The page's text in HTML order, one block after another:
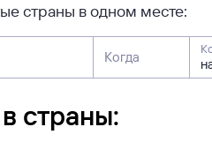
страны в одном месте:
Когда
страны: